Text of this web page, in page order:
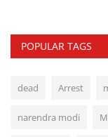
POPULAR TAGS
dead Arrest
narendra modi